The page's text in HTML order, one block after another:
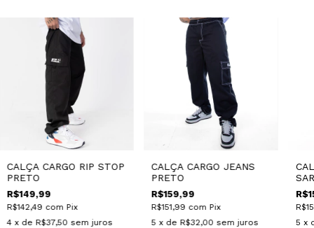
CALÇA CARGO RIP STOP
PRETO
R$149,99
R$142,49 com Pix
4 x de R$37,50 sem juros
CALÇA CARGO JEANS
PRETO
R$159,99
R$151,99 com Pix
5 x de R$32,00 sem juros
5 x